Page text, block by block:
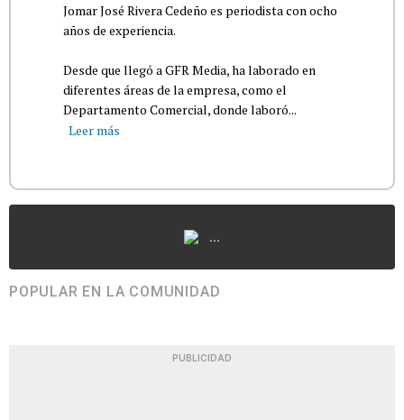
Jomar José Rivera Cedeño es periodista con ocho
años de experiencia.
Desde que llegó a GFR Media, ha laborado en
diferentes áreas de la empresa, como el
Departamento Comercial, donde laboró...
Leer más
...
POPULAR EN LA COMUNIDAD
PUBLICIDAD